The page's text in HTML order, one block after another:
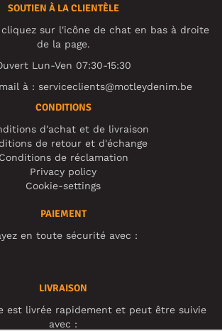
SOUTIEN À LA CLIENTÈLE
sur l'icône de chat en bas à droite
de la page.
Lun-Ven 07:30-15:30
à : serviceclients@motleydenim.be
CONDITIONS
d'achat et de livraison
de retour et d'échange
Conditions de réclamation
Privacy policy
Cookie-settings
PAIEMENT
en toute sécurité avec :
LIVRAISON
est livrée rapidement et peut être suivie
avec :